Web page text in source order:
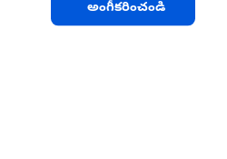
అంగీకరించండి